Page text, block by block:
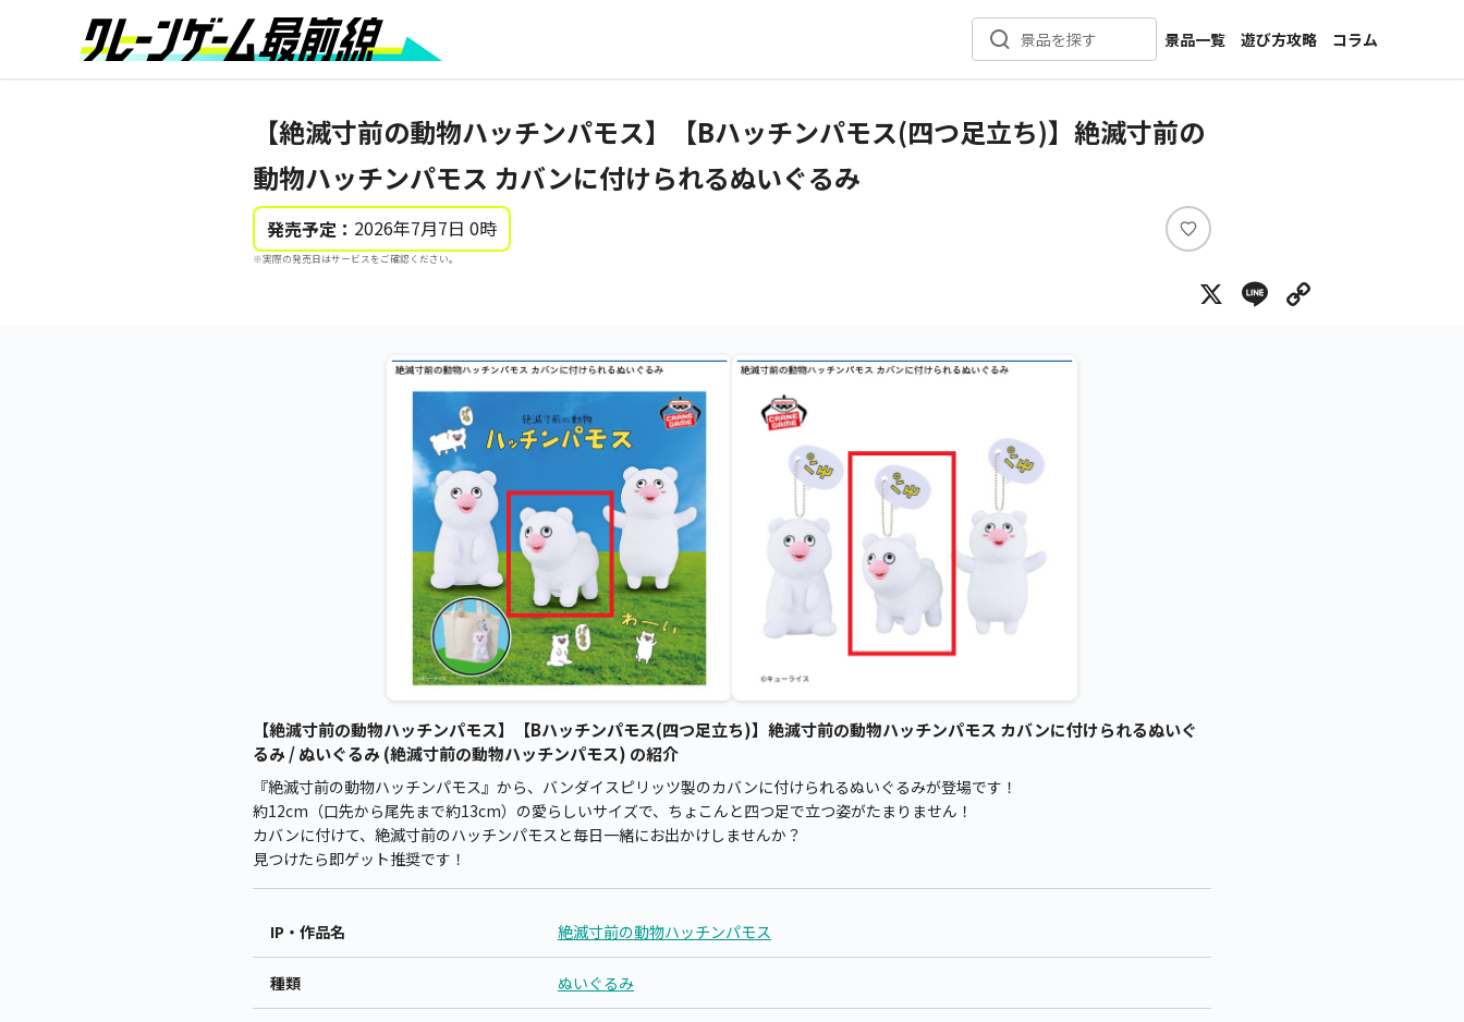
景品を探す
景品一覧
新着景品
カテゴリ一覧
遊び方攻略
コラム
インタビュー
【絶滅寸前の動物ハッチンパモス】【Bハッチンパモス(四つ足立ち)】絶滅寸前の
動物ハッチンパモス カバンに付けられるぬいぐるみ
発売予定： 2026年7月7日 0時
※実際の発売日はサービスをご確認ください。
い
ね
X Line
【絶滅寸前の動物ハッチンパモス】【Bハッチンパモス(四つ足立ち)】絶滅寸前の動物ハッチンパモス カバンに付けられるぬいぐ
るみ / ぬいぐるみ (絶滅寸前の動物ハッチンパモス) の紹介
『絶滅寸前の動物ハッチンパモス』から、バンダイスピリッツ製のカバンに付けられるぬいぐるみが登場です！
約12cm（口先から尾先まで約13cm）の愛らしいサイズで、ちょこんと四つ足で立つ姿がたまりません！
カバンに付けて、絶滅寸前のハッチンパモスと毎日一緒にお出かけしませんか？
見つけたら即ゲット推奨です！
IP・作品名 絶滅寸前の動物ハッチンパモス
種類 ぬいぐるみ